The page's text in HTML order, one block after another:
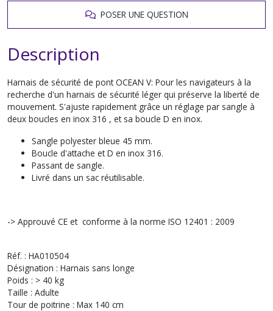
POSER UNE QUESTION
Description
Harnais de sécurité de pont OCEAN V: Pour les navigateurs à la
recherche d'un harnais de sécurité léger qui préserve la liberté de
mouvement. S'ajuste rapidement grâce un réglage par sangle à
deux boucles en inox 316 , et sa boucle D en inox.
Sangle polyester bleue 45 mm.
Boucle d'attache et D en inox 316.
Passant de sangle.
Livré dans un sac réutilisable.
-> Approuvé CE et conforme à la norme ISO 12401 : 2009
Réf. : HA010504
Désignation : Harnais sans longe
Poids : > 40 kg
Taille : Adulte
Tour de poitrine : Max 140 cm